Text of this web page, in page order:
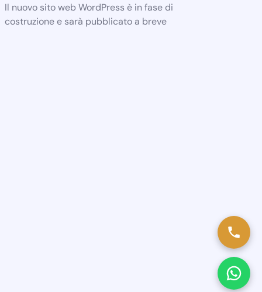
Il nuovo sito web WordPress è in fase di
costruzione e sarà pubblicato a breve